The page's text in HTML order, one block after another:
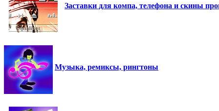
Заставки для компа, телефона и скины
Музыка, ремиксы, рингтоны